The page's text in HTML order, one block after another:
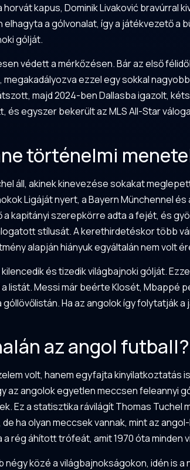
kapus, Dominik Livaković bravúrral
a gólvonalat, így a játékvezető
gólját.
védett a mérkőzésen. Bár az első
ezzel egy sokkal
majd 2024-ben Dallasba igazolt,
és egyszer bekerült az MLS All-Star
történelmi
áll, akinek kinevezése sokakat
Ligáját nyert, a Bayern Münchennel
a kapitányi szerepkörre adta a fejét, és
stílusát. A kerethirdetéskor több
alapján hiányuk egyáltalán nem volt
és tizedik világbajnoki gólját.
listát. Messi már beérte Klosét, Mbappé
Ha az angolok így folytatják
az angol futball?
volt, hanem egyfajta
az angolok egyetlen meccsen feleannyi
Ez a statisztika rávilágít Thomas
ha olyan meccsek vannak, mint az
rég áhított trófeát, amit 1970 óta minden
közé a világbajnokságokon, idén is